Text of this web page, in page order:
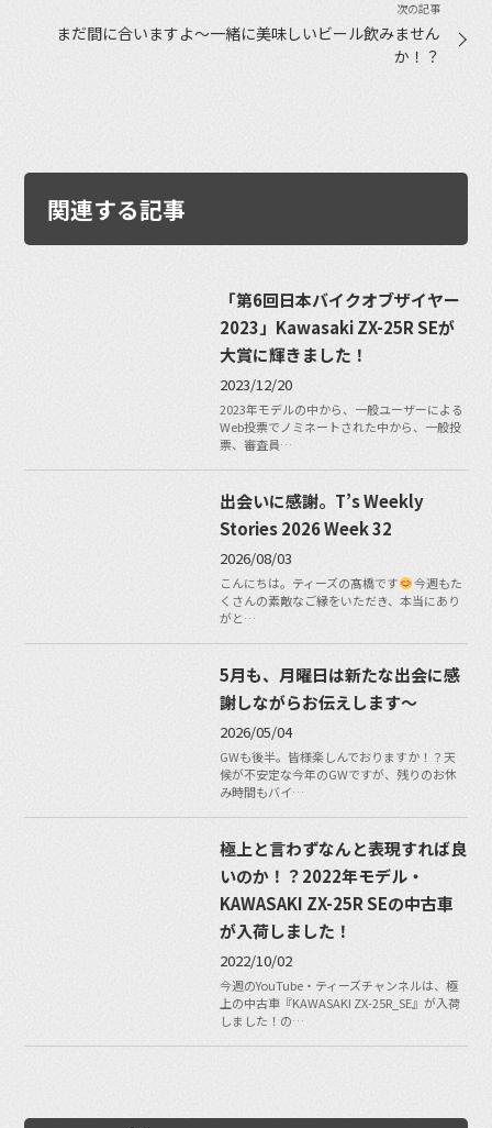
まだ間に合いますよ〜一緒に美味しいビール飲みません
か！？
関連する記事
「第6回日本バイクオブザイヤー
2023」Kawasaki ZX-25R SEが
大賞に輝きました！
2023/12/20
2023年モデルの中から、一般ユーザーによる
Web投票でノミネートされた中から、一般投
票、審査員…
出会いに感謝。T’s Weekly
Stories 2026 Week 32
2026/08/03
こんにちは。ティーズの髙橋です
今週もた
くさんの素敵なご縁をいただき、本当にあり
がと…
5月も、月曜日は新たな出会に感
謝しながらお伝えします〜
2026/05/04
GWも後半。皆様楽しんでおりますか！？天
候が不安定な今年のGWですが、残りのお休
み時間もバイ…
極上と言わずなんと表現すれば良
いのか！？2022年モデル・
KAWASAKI ZX-25R SEの中古車
が入荷しました！
2022/10/02
今週のYouTube・ティーズチャンネルは、極
上の中古車『KAWASAKI ZX-25R_SE』が入荷
しました！の…